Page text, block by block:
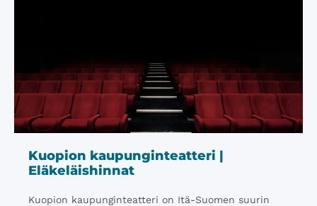
Kuopion kaupunginteatteri |
Eläkeläishinnat
Kuopion kaupunginteatteri on Itä-Suomen suurin